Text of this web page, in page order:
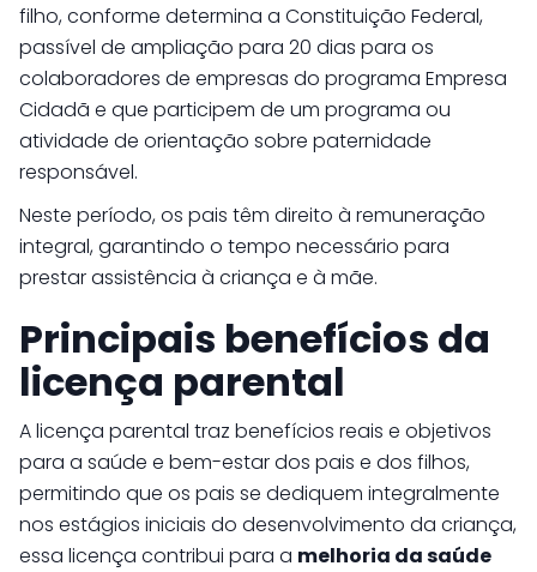
filho, conforme determina a Constituição Federal,
passível de ampliação para 20 dias para os
colaboradores de empresas do programa Empresa
Cidadã e que participem de um programa ou
atividade de orientação sobre paternidade
responsável.
Neste período, os pais têm direito à remuneração
integral, garantindo o tempo necessário para
prestar assistência à criança e à mãe.
Principais benefícios da
licença parental
A licença parental traz benefícios reais e objetivos
para a saúde e bem-estar dos pais e dos filhos,
permitindo que os pais se dediquem integralmente
nos estágios iniciais do desenvolvimento da criança,
essa licença contribui para a melhoria da saúde